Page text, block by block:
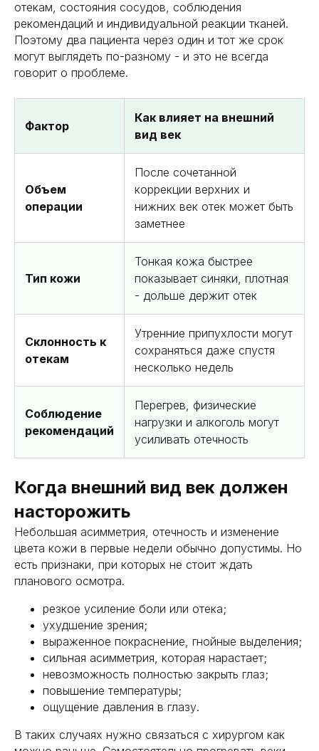
отекам, состояния сосудов, соблюдения
рекомендаций и индивидуальной реакции тканей.
Поэтому два пациента через один и тот же срок
могут выглядеть по-разному - и это не всегда
говорит о проблеме.
Фактор
Как влияет на внешний
вид век
Объем
операции
После сочетанной
коррекции верхних и
нижних век отек может быть
заметнее
Тип кожи
Тонкая кожа быстрее
показывает синяки, плотная
- дольше держит отек
Склонность к
отекам
Утренние припухлости могут
сохраняться даже спустя
несколько недель
Соблюдение
рекомендаций
Перегрев, физические
нагрузки и алкоголь могут
усиливать отечность
Когда внешний вид век должен
насторожить
Небольшая асимметрия, отечность и изменение
цвета кожи в первые недели обычно допустимы. Но
есть признаки, при которых не стоит ждать
планового осмотра.
резкое усиление боли или отека;
ухудшение зрения;
выраженное покраснение, гнойные выделения;
сильная асимметрия, которая нарастает;
невозможность полностью закрыть глаз;
повышение температуры;
ощущение давления в глазу.
В таких случаях нужно связаться с хирургом как
хирургия
003 услуги
лица
Современная пересадка волос
утраченной густоты.
Пересадка волос
контакты
117105, г. Москва, Варшавское ш., д.14, стр.14.
ООО "ММХЦ "ОСНОВА"
Оставьте свои данные и мы свяжемся с вами
адрес
контактные данные
* запрещенная в РФ
социальная сеть
docgolovanov@gmail.com
Записаться на консультацию